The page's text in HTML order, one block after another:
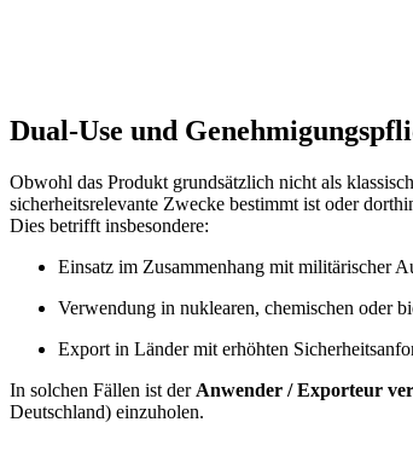
Dual-Use und
Obwohl das Produkt grundsätzlich nicht als
sicherheitsrelevante Zwecke bestimmt ist oder
Dies betrifft insbesondere:
Einsatz im Zusammenhang mit militärischer
Verwendung in nuklearen, chemischen oder
Export in Länder mit erhöhten
In solchen Fällen ist der Anwender / Exporteur
Deutschland) einzuholen.